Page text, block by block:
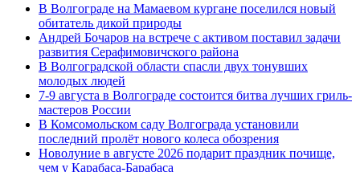
В Волгограде на Мамаевом кургане поселился новый
обитатель дикой природы
Андрей Бочаров на встрече с активом поставил задачи
развития Серафимовичского района
В Волгоградской области спасли двух тонувших
молодых людей
7-9 августа в Волгограде состоится битва лучших гриль-
мастеров России
В Комсомольском саду Волгограда установили
последний пролёт нового колеса обозрения
Новолуние в августе 2026 подарит праздник почище,
чем у Карабаса-Барабаса